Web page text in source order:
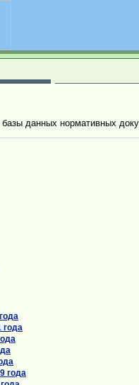
данных нормативных
года
года